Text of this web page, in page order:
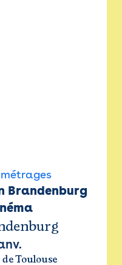
Brandenburg
Toulouse